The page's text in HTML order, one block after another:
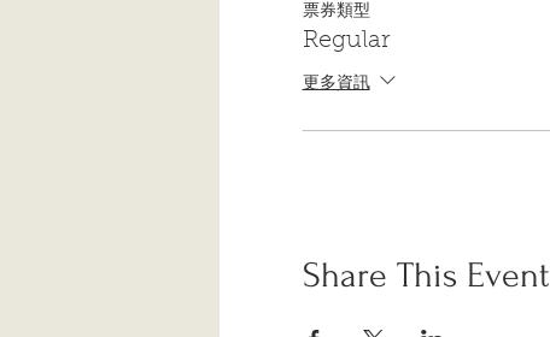
票券類型
Regular
更多資訊
Share This Event